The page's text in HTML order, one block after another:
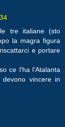
tre italiane (sto
la magra figura
e portare
ce l'ha l'Atalanta
vincere in